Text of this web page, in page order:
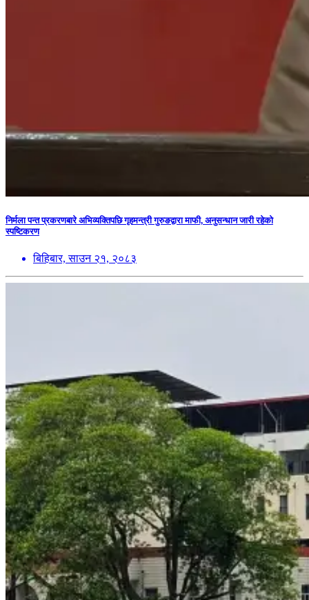
निर्मला पन्त प्रकरणबारे अभिव्यक्तिपछि गृहमन्त्री गुरुङद्वारा माफी, अनुसन्धान जारी रहेको
स्पष्टिकरण
बिहिबार, साउन २१, २०८३